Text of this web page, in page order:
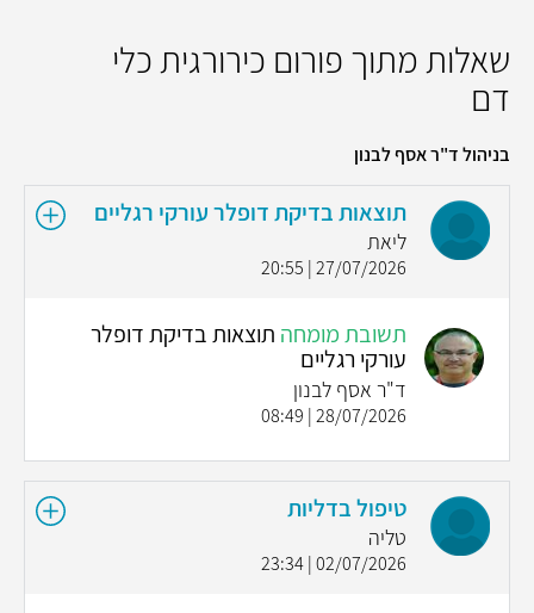
שאלות מתוך פורום כירורגית כלי
דם
בניהול ד"ר אסף לבנון
תוצאות בדיקת דופלר עורקי רגליים
ליאת
27/07/2026 | 20:55
תשובת מומחה תוצאות בדיקת דופלר
עורקי רגליים
ד"ר אסף לבנון
28/07/2026 | 08:49
טיפול בדליות
טליה
02/07/2026 | 23:34